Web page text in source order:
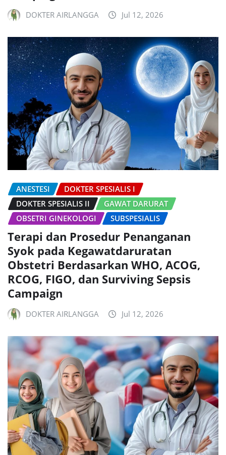
DOKTER AIRLANGGA Jul 12, 2026
ANESTESI
DOKTER SPESIALIS I
DOKTER SPESIALIS II
GAWAT DARURAT
OBSETRI GINEKOLOGI
SUBSPESIALIS
Terapi dan Prosedur Penanganan
Syok pada Kegawatdaruratan
Obstetri Berdasarkan WHO, ACOG,
RCOG, FIGO, dan Surviving Sepsis
Campaign
DOKTER AIRLANGGA Jul 12, 2026